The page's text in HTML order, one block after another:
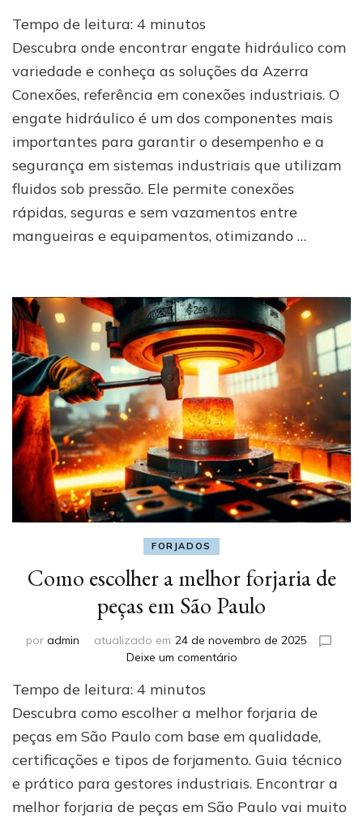
engate
com
variedade
São
Paulo
Tempo de leitura: 4 minutos
Descubra onde encontrar engate hidráulico com
variedade e conheça as soluções da Azerra
Conexões, referência em conexões industriais. O
engate hidráulico é um dos componentes mais
importantes para garantir o desempenho e a
segurança em sistemas industriais que utilizam
fluidos sob pressão. Ele permite conexões
rápidas, seguras e sem vazamentos entre
mangueiras e equipamentos, otimizando …
FORJADOS
Como escolher a melhor forjaria de
peças em São Paulo
por admin atualizado em 24 de novembro de 2025
Deixe um comentárioem
a
melhor
forjaria
de
peças
em
São
Tempo de leitura: 4 minutos
Descubra como escolher a melhor forjaria de
peças em São Paulo com base em qualidade,
certificações e tipos de forjamento. Guia técnico
e prático para gestores industriais. Encontrar a
melhor forjaria de peças em São Paulo vai muito